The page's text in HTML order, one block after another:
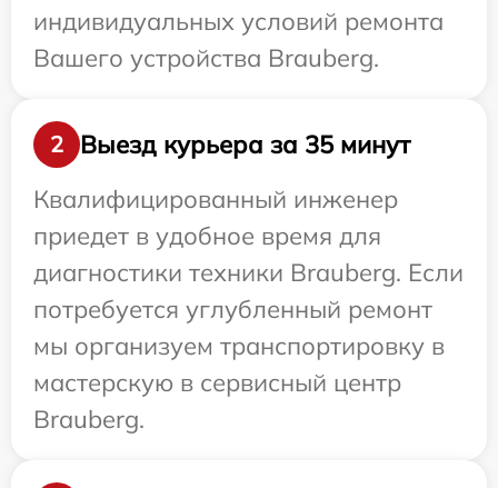
индивидуальных условий ремонта
Вашего устройства Brauberg.
2
Выезд курьера за 35 минут
Квалифицированный инженер
приедет в удобное время для
диагностики техники Brauberg. Если
потребуется углубленный ремонт
мы организуем транспортировку в
мастерскую в сервисный центр
Brauberg.